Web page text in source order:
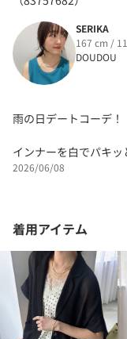
SERIKA
167 cm /
DOUDOU
雨の日デートコーデ！
インナーを白でパキ
2026/06/08
着用アイテム